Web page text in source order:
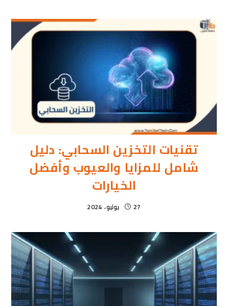
تقنيات التخزين السحابي: دليل
شامل للمزايا والعيوب وأفضل
الخيارات
27 يوليو، 2024